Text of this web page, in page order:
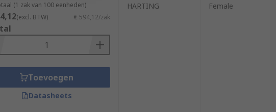
(1 zak van 100 eenheden)
(excl. BTW) € 594,12/zak
Toevoegen
Datasheets
HARTING Female